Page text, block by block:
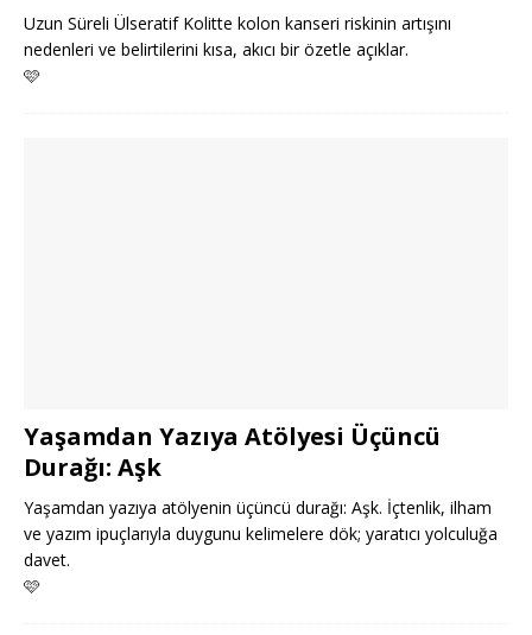
Uzun Süreli Ülseratif Kolitte kolon kanseri riskinin artışını
nedenleri ve belirtilerini kısa, akıcı bir özetle açıklar.
🩷
Yaşamdan Yazıya Atölyesi Üçüncü
Durağı: Aşk
Yaşamdan yazıya atölyenin üçüncü durağı: Aşk. İçtenlik, ilham
ve yazım ipuçlarıyla duygunu kelimelere dök; yaratıcı yolculuğa
davet.
🩷